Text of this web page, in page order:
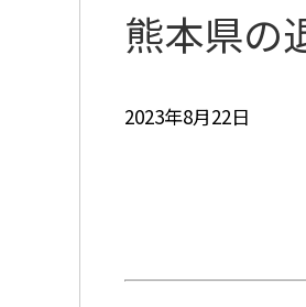
熊本県の
2023年8月22日